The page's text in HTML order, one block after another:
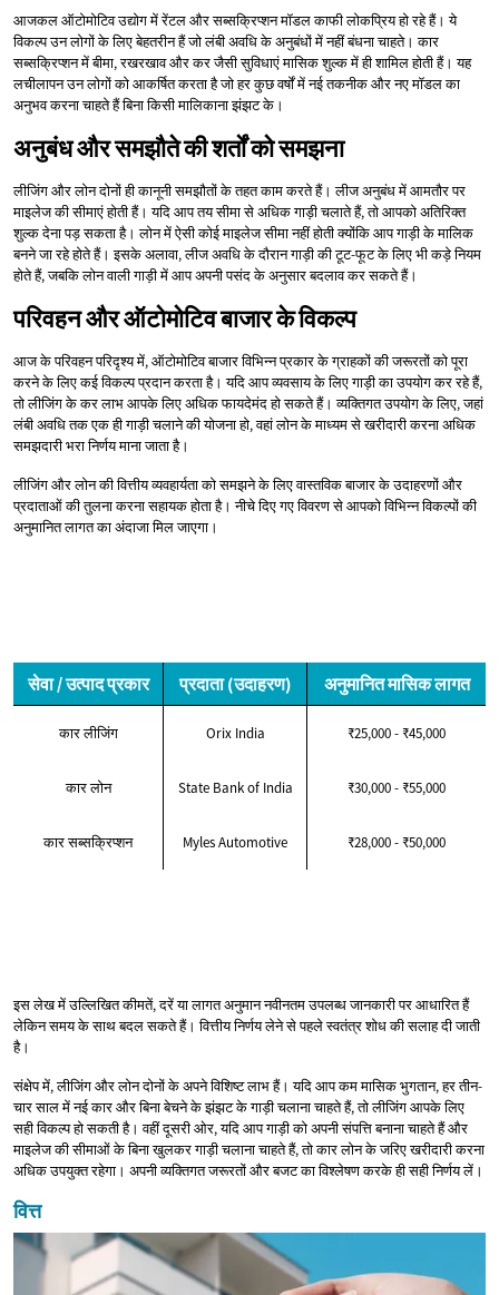
आजकल ऑटोमोटिव उद्योग में रेंटल और सब्सक्रिप्शन मॉडल काफी लोकप्रिय हो रहे हैं। ये
विकल्प उन लोगों के लिए बेहतरीन हैं जो लंबी अवधि के अनुबंधों में नहीं बंधना चाहते। कार
सब्सक्रिप्शन में बीमा, रखरखाव और कर जैसी सुविधाएं मासिक शुल्क में ही शामिल होती हैं। यह
लचीलापन उन लोगों को आकर्षित करता है जो हर कुछ वर्षों में नई तकनीक और नए मॉडल का
अनुभव करना चाहते हैं बिना किसी मालिकाना झंझट के।
अनुबंध और समझौते की शर्तों को समझना
लीजिंग और लोन दोनों ही कानूनी समझौतों के तहत काम करते हैं। लीज अनुबंध में आमतौर पर
माइलेज की सीमाएं होती हैं। यदि आप तय सीमा से अधिक गाड़ी चलाते हैं, तो आपको अतिरिक्त
शुल्क देना पड़ सकता है। लोन में ऐसी कोई माइलेज सीमा नहीं होती क्योंकि आप गाड़ी के मालिक
बनने जा रहे होते हैं। इसके अलावा, लीज अवधि के दौरान गाड़ी की टूट-फूट के लिए भी कड़े नियम
होते हैं, जबकि लोन वाली गाड़ी में आप अपनी पसंद के अनुसार बदलाव कर सकते हैं।
परिवहन और ऑटोमोटिव बाजार के विकल्प
आज के परिवहन परिदृश्य में, ऑटोमोटिव बाजार विभिन्न प्रकार के ग्राहकों की जरूरतों को पूरा
करने के लिए कई विकल्प प्रदान करता है। यदि आप व्यवसाय के लिए गाड़ी का उपयोग कर रहे हैं,
तो लीजिंग के कर लाभ आपके लिए अधिक फायदेमंद हो सकते हैं। व्यक्तिगत उपयोग के लिए, जहां
लंबी अवधि तक एक ही गाड़ी चलाने की योजना हो, वहां लोन के माध्यम से खरीदारी करना अधिक
समझदारी भरा निर्णय माना जाता है।
लीजिंग और लोन की वित्तीय व्यवहार्यता को समझने के लिए वास्तविक बाजार के उदाहरणों और
प्रदाताओं की तुलना करना सहायक होता है। नीचे दिए गए विवरण से आपको विभिन्न विकल्पों की
अनुमानित लागत का अंदाजा मिल जाएगा।
सेवा / उत्पाद प्रकार प्रदाता (उदाहरण) अनुमानित मासिक लागत
कार लीजिंग Orix India ₹25,000 - ₹45,000
कार लोन State Bank of India ₹30,000 - ₹55,000
कार सब्सक्रिप्शन Myles Automotive ₹28,000 - ₹50,000
इस लेख में उल्लिखित कीमतें, दरें या लागत अनुमान नवीनतम उपलब्ध जानकारी पर आधारित हैं
लेकिन समय के साथ बदल सकते हैं। वित्तीय निर्णय लेने से पहले स्वतंत्र शोध की सलाह दी जाती
है।
संक्षेप में, लीजिंग और लोन दोनों के अपने विशिष्ट लाभ हैं। यदि आप कम मासिक भुगतान, हर तीन-
चार साल में नई कार और बिना बेचने के झंझट के गाड़ी चलाना चाहते हैं, तो लीजिंग आपके लिए
सही विकल्प हो सकती है। वहीं दूसरी ओर, यदि आप गाड़ी को अपनी संपत्ति बनाना चाहते हैं और
माइलेज की सीमाओं के बिना खुलकर गाड़ी चलाना चाहते हैं, तो कार लोन के जरिए खरीदारी करना
अधिक उपयुक्त रहेगा। अपनी व्यक्तिगत जरूरतों और बजट का विश्लेषण करके ही सही निर्णय लें।
वित्त